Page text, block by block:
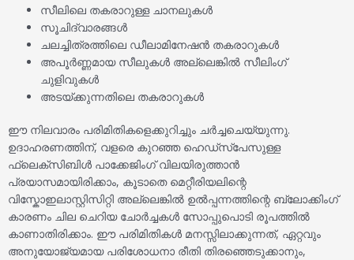
സീലിലെ തകരാറുള്ള ചാനലുകൾ
സൂചിദ്വാരങ്ങൾ
ചലച്ചിത്രത്തിലെ ഡീലാമിനേഷൻ തകരാറുകൾ
അപൂർണ്ണമായ സീലുകൾ അല്ലെങ്കിൽ സീലിംഗ്
ചുളിവുകൾ
അടയ്ക്കുന്നതിലെ തകരാറുകൾ
ഈ നിലവാരം പരിമിതികളെക്കുറിച്ചും ചർച്ചചെയ്യുന്നു.
ഉദാഹരണത്തിന്, വളരെ കുറഞ്ഞ ഹെഡ്‌സ്‌പേസുള്ള
ഫ്ലെക്സിബിൾ പാക്കേജിംഗ് വിലയിരുത്താൻ
പ്രയാസമായിരിക്കാം, കൂടാതെ മെറ്റീരിയലിന്റെ
വിസ്കോഇലാസ്റ്റിസിറ്റി അല്ലെങ്കിൽ ഉൽപ്പന്നത്തിന്റെ ബ്ലോക്കിംഗ്
കാരണം ചില ചെറിയ ചോർച്ചകൾ സോപ്പുപൊടി രൂപത്തിൽ
കാണാതിരിക്കാം. ഈ പരിമിതികൾ മനസ്സിലാക്കുന്നത്, ഏറ്റവും
അനുയോജ്യമായ പരിശോധനാ രീതി തിരഞ്ഞെടുക്കാനും,